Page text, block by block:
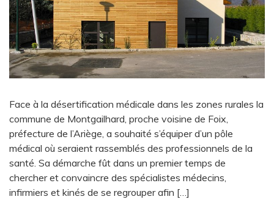
Face à la désertification médicale dans les zones rurales la
commune de Montgailhard, proche voisine de Foix,
préfecture de l’Ariège, a souhaité s’équiper d’un pôle
médical où seraient rassemblés des professionnels de la
santé. Sa démarche fût dans un premier temps de
chercher et convaincre des spécialistes médecins,
infirmiers et kinés de se regrouper afin […]